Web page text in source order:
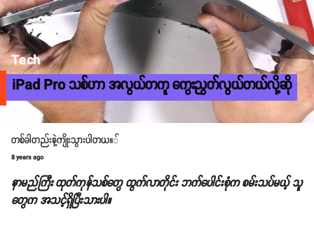
Tech
iPad Pro သစ်ဟာ အလွယ်တကူ ကွေးညွတ်လွယ်တယ်လို့ဆို
တစ်ခါတည်းနဲ့ကျိုးသွားပါတယ။်
8 years ago
နာမည်ကြီး ထုတ်ကုန်သစ်တွေ ထွက်လာတိုင်း ဘက်ပေါင်းစုံက စမ်းသပ်မယ့် သူ
တွေက အသင့်ရှိပြီးသားပါ။